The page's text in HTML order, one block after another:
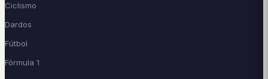
Ciclismo
Dardos
Fútbol
Fórmula 1